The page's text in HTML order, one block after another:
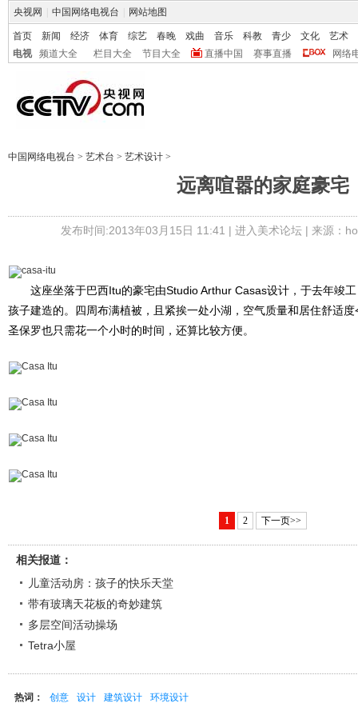
央视网 中国网络电视台 网站地图
首页 新闻 经济 体育 综艺 春晚 戏曲 音乐 科教 青少 文化
艺术
电视
频道大全 栏目大全 节目大全 直播中国 赛事直播 网络
中国网络电视台 > 艺术台 > 艺术设计 >
远离喧嚣的家庭豪宅
发布时间:2013年03月15日 11:41 | 进入美术论坛 | 来源：
这座坐落于巴西Itu的豪宅由Studio Arthur Casas设计，于去年竣工
孩子建造的。四周布满植被，且紧挨一处小湖，空气质量和居住舒适
圣保罗也只需花一个小时的时间，还算比较方便。
1 2 下一页>>
相关报道：
儿童活动房：孩子的快乐天堂
带有玻璃天花板的奇妙建筑
多层空间活动操场
Tetra小屋
热词： 创意 设计 建筑设计 环境设计